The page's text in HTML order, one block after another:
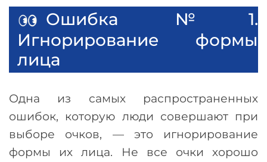
Ошибка №1.
Игнорирование формы
лица
Одна из самых распространенных
ошибок, которую люди совершают при
выборе очков, —это игнорирование
формы их лица. Не все очки хорошо